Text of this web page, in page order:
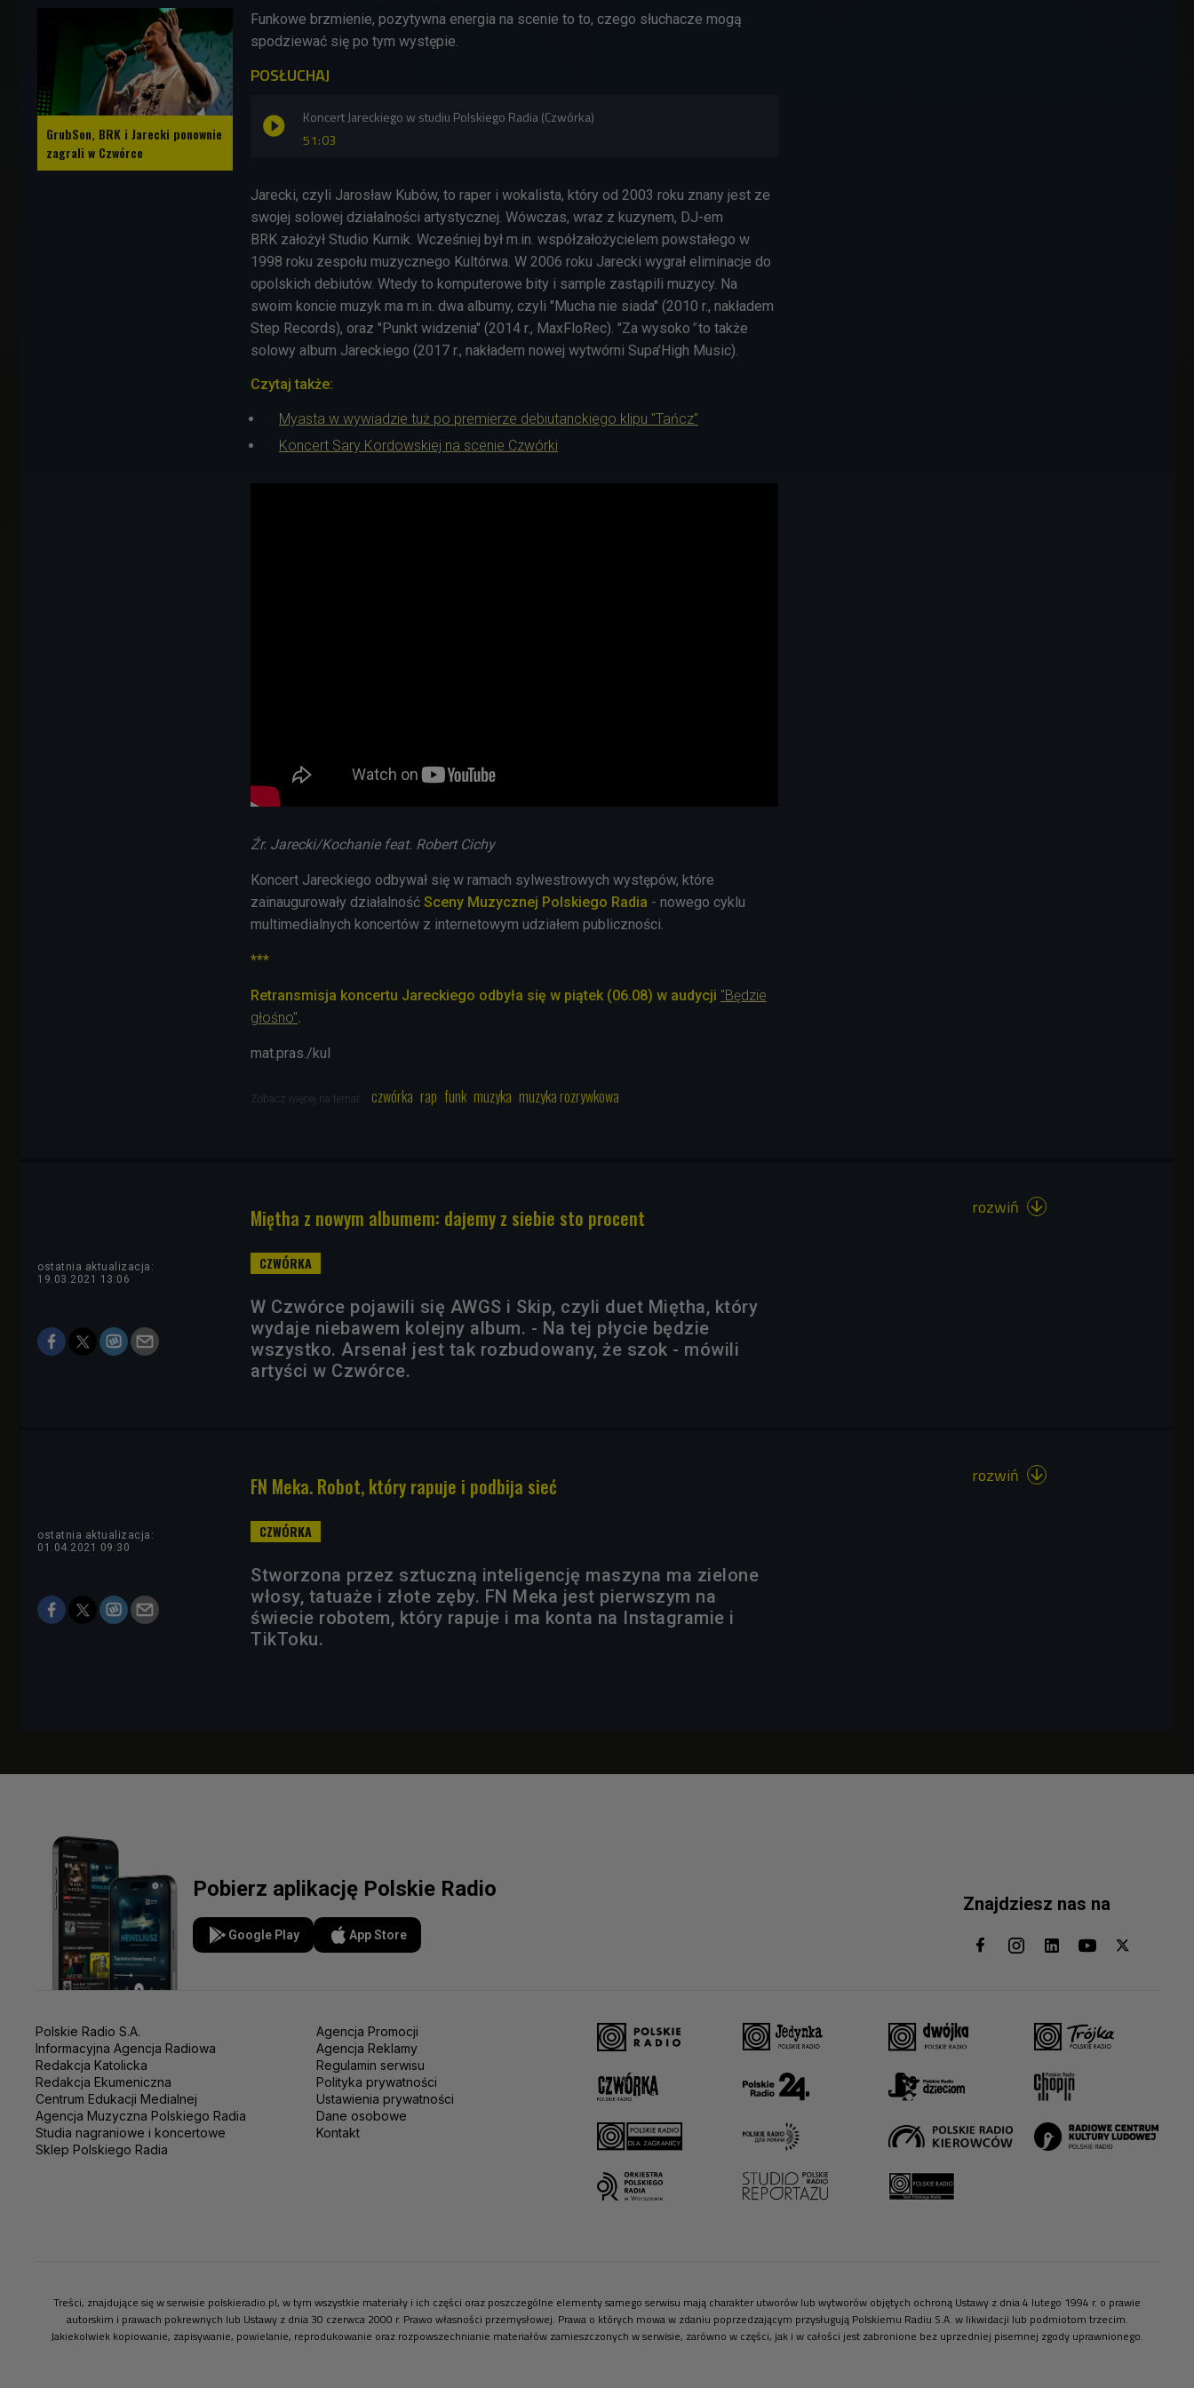
GrubSon, BRK i Jarecki ponownie
zagrali w Czwórce
Funkowe brzmienie, pozytywna energia na scenie to to, czego słuchacze mogą
spodziewać się po tym występie.
POSŁUCHAJ
51:03
Koncert Jareckiego w studiu Polskiego Radia (Czwórka)
Jarecki, czyli Jarosław Kubów, to raper i wokalista, który od 2003 roku znany jest ze
swojej solowej działalności artystycznej. Wówczas, wraz z kuzynem, DJ-em
BRK założył Studio Kurnik. Wcześniej był m.in. współzałożycielem powstałego w
1998 roku zespołu muzycznego Kultórwa. W 2006 roku Jarecki wygrał eliminacje do
opolskich debiutów. Wtedy to komputerowe bity i sample zastąpili muzycy. Na
swoim koncie muzyk ma m.in. dwa albumy, czyli "Mucha nie siada" (2010 r., nakładem
Step Records), oraz "Punkt widzenia" (2014 r., MaxFloRec). "Za wysoko " to także
solowy album Jareckiego (2017 r., nakładem nowej wytwórni Supa’High Music).
Czytaj także:
Myasta w wywiadzie tuż po premierze debiutanckiego klipu "Tańcz"
Koncert Sary Kordowskiej na scenie Czwórki
Źr. Jarecki/Kochanie feat. Robert Cichy
Koncert Jareckiego odbywał się w ramach sylwestrowych występów, które
zainaugurowały działalność Sceny Muzycznej Polskiego Radia - nowego cyklu
multimedialnych koncertów z internetowym udziałem publiczności.
***
Retransmisja koncertu Jareckiego odbyła się w piątek (06.08) w audycji "Będzie
głośno".
mat.pras./kul
Zobacz więcej na temat: czwórka rap funk muzyka muzyka rozrywkowa
Miętha z nowym albumem: dajemy z siebie sto procent
ostatnia aktualizacja:
19.03.2021 13:06
W Czwórce pojawili się AWGS i Skip, czyli duet Miętha, który
wydaje niebawem kolejny album. - Na tej płycie będzie
wszystko. Arsenał jest tak rozbudowany, że szok - mówili
artyści w Czwórce.
rozwiń 
FN Meka. Robot, który rapuje i podbija sieć
ostatnia aktualizacja:
01.04.2021 09:30
Stworzona przez sztuczną inteligencję maszyna ma zielone
włosy, tatuaże i złote zęby. FN Meka jest pierwszym na
świecie robotem, który rapuje i ma konta na Instagramie i
TikToku.
rozwiń 
Pobierz aplikację Polskie Radio
Google Play App Store
Znajdziesz nas na
Polskie Radio S.A.
Informacyjna Agencja Radiowa
Redakcja Katolicka
Redakcja Ekumeniczna
Centrum Edukacji Medialnej
Agencja Muzyczna Polskiego Radia
Studia nagraniowe i koncertowe
Sklep Polskiego Radia
Agencja Promocji
Agencja Reklamy
Regulamin serwisu
Polityka prywatności
Ustawienia prywatności
Dane osobowe
Kontakt
Treści, znajdujące się w serwisie polskieradio.pl, w tym wszystkie materiały i ich części oraz poszczególne elementy samego serwisu mają charakter utworów lub wytworów objętych ochroną Ustawy z dnia 4 lutego 1994 r. o prawie
autorskim i prawach pokrewnych lub Ustawy z dnia 30 czerwca 2000 r. Prawo własności przemysłowej. Prawa o których mowa w zdaniu poprzedzającym przysługują Polskiemu Radiu S.A. w likwidacji lub podmiotom trzecim.
Jakiekolwiek kopiowanie, zapisywanie, powielanie, reprodukowanie oraz rozpowszechnianie materiałów zamieszczonych w serwisie, zarówno w części, jak i w całości jest zabronione bez uprzedniej pisemnej zgody uprawnionego.